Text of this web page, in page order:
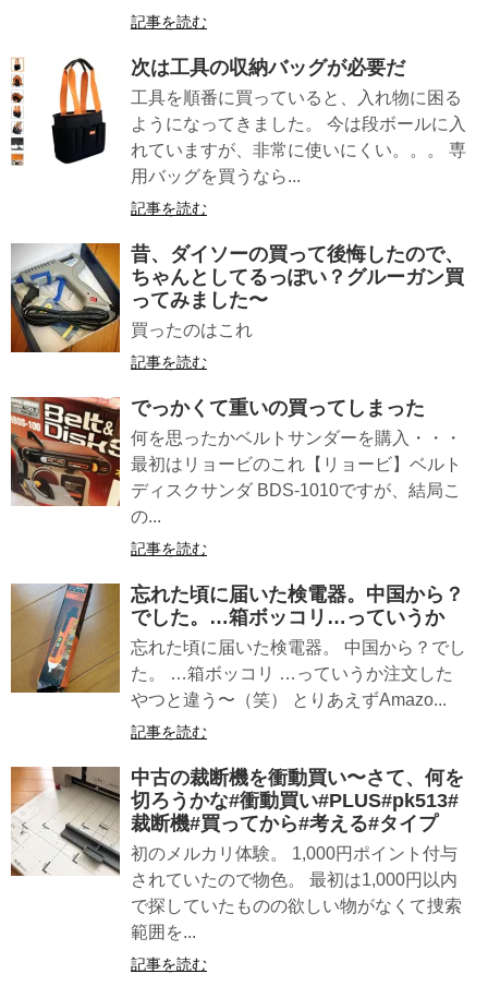
記事を読む
次は工具の収納バッグが必要だ
工具を順番に買っていると、入れ物に困る
ようになってきました。 今は段ボールに入
れていますが、非常に使いにくい。。。 専
用バッグを買うなら...
記事を読む
昔、ダイソーの買って後悔したので、
ちゃんとしてるっぽい？グルーガン買
ってみました〜
買ったのはこれ
記事を読む
でっかくて重いの買ってしまった
何を思ったかベルトサンダーを購入・・・
最初はリョービのこれ【リョービ】ベルト
ディスクサンダ BDS-1010ですが、結局こ
の...
記事を読む
忘れた頃に届いた検電器。中国から？
でした。…箱ボッコリ…っていうか
忘れた頃に届いた検電器。 中国から？でし
た。 …箱ボッコリ …っていうか注文した
やつと違う〜（笑） とりあえずAmazo...
記事を読む
中古の裁断機を衝動買い〜さて、何を
切ろうかな#衝動買い#PLUS#pk513#
裁断機#買ってから#考える#タイプ
初のメルカリ体験。 1,000円ポイント付与
されていたので物色。 最初は1,000円以内
で探していたものの欲しい物がなくて捜索
範囲を...
記事を読む